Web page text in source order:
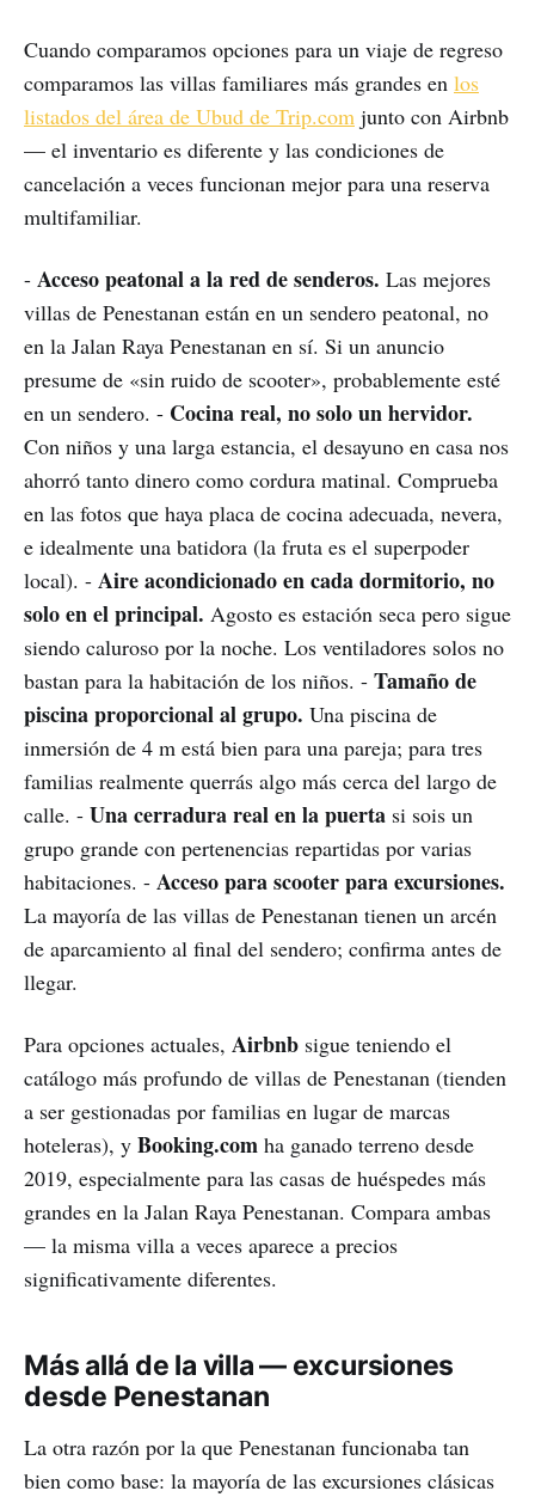
Cuando comparamos opciones para un viaje de regreso
comparamos las villas familiares más grandes en los
listados del área de Ubud de Trip.com junto con Airbnb
— el inventario es diferente y las condiciones de
cancelación a veces funcionan mejor para una reserva
multifamiliar.
- Acceso peatonal a la red de senderos. Las mejores
villas de Penestanan están en un sendero peatonal, no
en la Jalan Raya Penestanan en sí. Si un anuncio
presume de «sin ruido de scooter», probablemente esté
en un sendero. - Cocina real, no solo un hervidor.
Con niños y una larga estancia, el desayuno en casa nos
ahorró tanto dinero como cordura matinal. Comprueba
en las fotos que haya placa de cocina adecuada, nevera,
e idealmente una batidora (la fruta es el superpoder
local). - Aire acondicionado en cada dormitorio, no
solo en el principal. Agosto es estación seca pero sigue
siendo caluroso por la noche. Los ventiladores solos no
bastan para la habitación de los niños. - Tamaño de
piscina proporcional al grupo. Una piscina de
inmersión de 4 m está bien para una pareja; para tres
familias realmente querrás algo más cerca del largo de
calle. - Una cerradura real en la puerta si sois un
grupo grande con pertenencias repartidas por varias
habitaciones. - Acceso para scooter para excursiones.
La mayoría de las villas de Penestanan tienen un arcén
de aparcamiento al final del sendero; confirma antes de
llegar.
Para opciones actuales, Airbnb sigue teniendo el
catálogo más profundo de villas de Penestanan (tienden
a ser gestionadas por familias en lugar de marcas
hoteleras), y Booking.com ha ganado terreno desde
2019, especialmente para las casas de huéspedes más
grandes en la Jalan Raya Penestanan. Compara ambas
— la misma villa a veces aparece a precios
significativamente diferentes.
Más allá de la villa — excursiones
desde Penestanan
La otra razón por la que Penestanan funcionaba tan
bien como base: la mayoría de las excursiones clásicas